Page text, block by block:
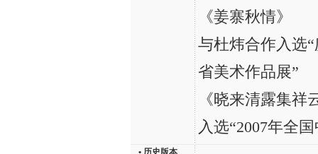
《姜寨秋情》
与杜炜合作入选
省美术作品展”
《晓来清露集祥
入选“2007年全
• 历史版本